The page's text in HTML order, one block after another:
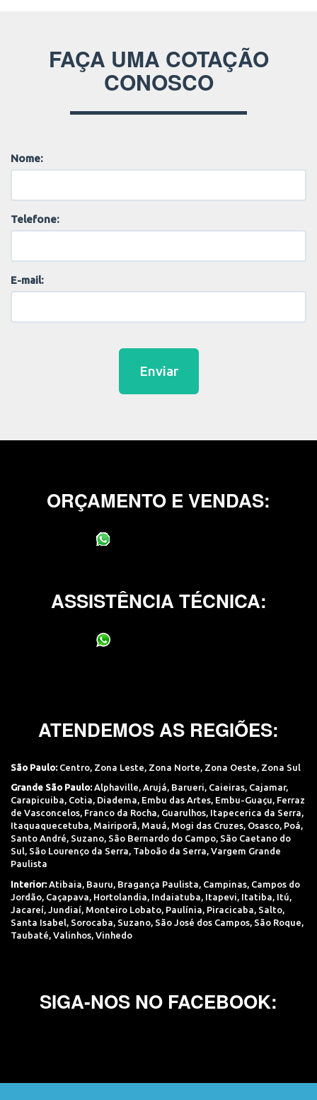
FAÇA UMA COTAÇÃO
CONOSCO
Nome:
Telefone:
E-mail:
Enviar
ORÇAMENTO E VENDAS:
ASSISTÊNCIA TÉCNICA:
ATENDEMOS AS REGIÕES:
São Paulo: Centro, Zona Leste, Zona Norte, Zona Oeste, Zona Sul
Grande São Paulo: Alphaville, Arujá, Barueri, Caieiras, Cajamar,
Carapicuiba, Cotia, Diadema, Embu das Artes, Embu-Guaçu, Ferraz
de Vasconcelos, Franco da Rocha, Guarulhos, Itapecerica da Serra,
Itaquaquecetuba, Mairiporã, Mauá, Mogi das Cruzes, Osasco, Poá,
Santo André, Suzano, São Bernardo do Campo, São Caetano do
Sul, São Lourenço da Serra, Taboão da Serra, Vargem Grande
Paulista
Interior: Atibaia, Bauru, Bragança Paulista, Campinas, Campos do
Jordão, Caçapava, Hortolandia, Indaiatuba, Itapevi, Itatiba, Itú,
Jacareí, Jundiaí, Monteiro Lobato, Paulínia, Piracicaba, Salto,
Santa Isabel, Sorocaba, Suzano, São José dos Campos, São Roque,
Taubaté, Valinhos, Vinhedo
SIGA-NOS NO FACEBOOK: